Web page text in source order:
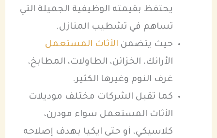
يحتفظ بقيمته الوظيفية الجميلة التي
تساهم في تشطيب المنازل.
حيث يتضمن الأثاث المستعمل
الأرائك، الخزائن، الطاولات، المطابخ،
غرف النوم وغيرها الكثير.
كما تقبل الشركات مختلف موديلات
الأثاث المستعمل سواء مودرن،
كلاسيكي، أو حتى ايكيا بهدف إصلاحه